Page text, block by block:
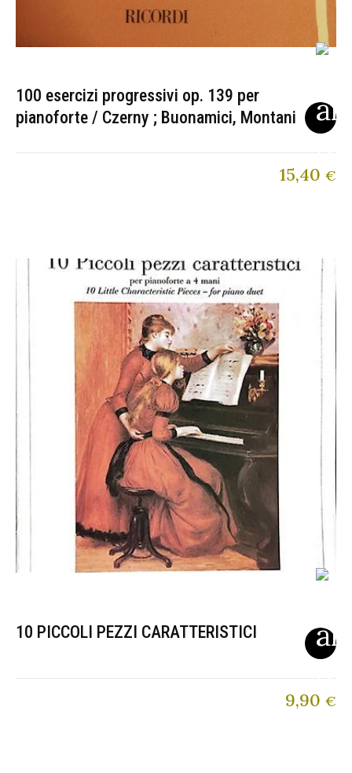
100 esercizi progressivi op. 139 per
pianoforte / Czerny ; Buonamici, Montani
15,40 €
10 PICCOLI PEZZI CARATTERISTICI
9,90 €